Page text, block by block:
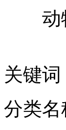
俄胜利日
动物
关键词
分类名